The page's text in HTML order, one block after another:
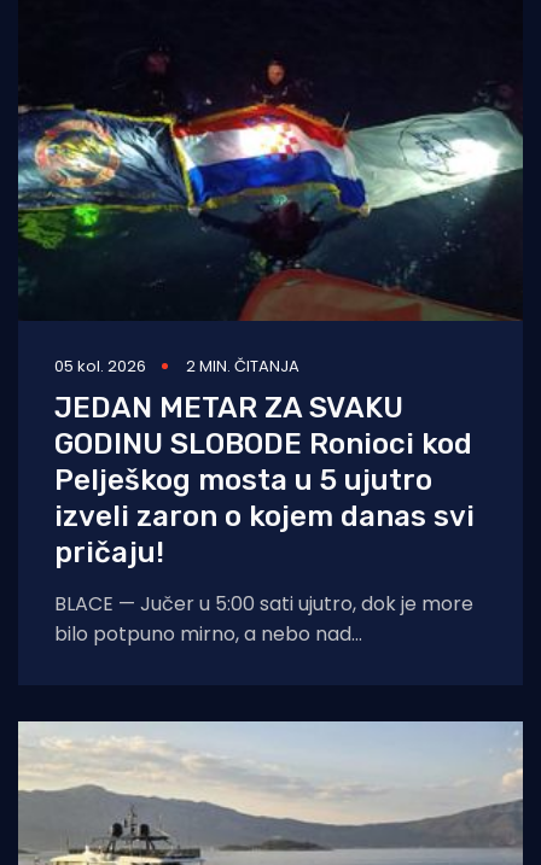
05 kol. 2026 2 MIN. ČITANJA
JEDAN METAR ZA SVAKU
GODINU SLOBODE Ronioci kod
Pelješkog mosta u 5 ujutro
izveli zaron o kojem danas svi
pričaju!
BLACE — Jučer u 5:00 sati ujutro, dok je more
bilo potpuno mirno, a nebo nad